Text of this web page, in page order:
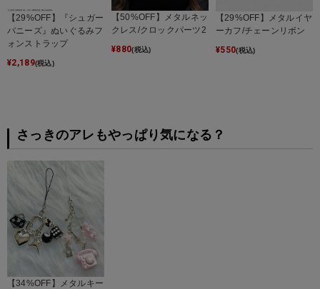
【29%OFF】『シュガー
バニーズ』ぬいぐるみフ
ォンストラップ
¥2,189(税込)
【50%OFF】メタルネッ
クレス/クロックパーツ2
¥880(税込)
【29%OFF】メタルイヤ
ーカフ/チェーンリボン
¥550(税込)
さっきのアレもやっぱり気になる？
【34%OFF】メタルキー